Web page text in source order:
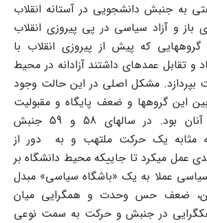
به جنبش دانشجویی در آستانه انقلاب
باز و آزاد سیاسی در پی پیروزی انقلاب
که پیش از پیروزی انقلاب با
جریان اسلام‎گرا تضاد و تقابل عمده‎ای داشتند آزادانه در محیط
بپردازد. مشکل اصلی در این حالت وجود
بین این گروه‏ها و ضعف پایگاه و مقبولیت
اجتماعی برخی از آنان بود. در سالهای 58 و 59 جنبش
مثابه یک حرکت ملتهب و به دور از
عمل می‏کرد تا جایی‏که محیط دانشگاه بر
عملا به یک «باشگاه سیاسی» مبدل
ضعف حس وحدت و همگرایی میان
در جنبش و حرکت به سمت نوعی